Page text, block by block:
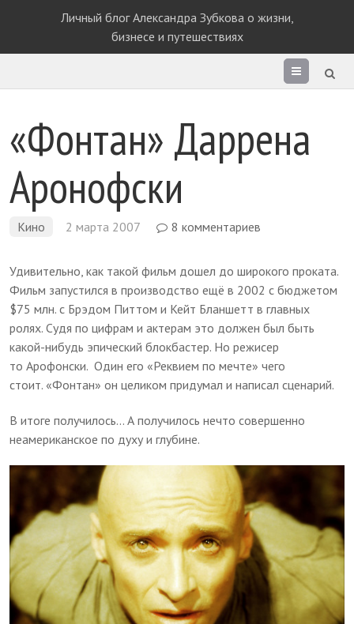
Личный блог Александра Зубкова о жизни,
бизнесе и путешествиях
«Фонтан» Даррена
Аронофски
Кино 2 марта 2007 8 комментариев
Удивительно, как такой фильм дошел до широкого проката.
Фильм запустился в производство ещё в 2002 с бюджетом
$75 млн. с Брэдом Питтом и Кейт Бланшетт в главных
ролях. Судя по цифрам и актерам это должен был быть
какой-нибудь эпический блокбастер. Но режисер
то Арофонски. Один его «Реквием по мечте» чего
стоит. «Фонтан» он целиком придумал и написал сценарий.
В итоге получилось... А получилось нечто совершенно
неамериканское по духу и глубине.